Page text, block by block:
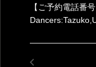
【ご予約電話番